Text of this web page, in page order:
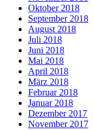
Oktober 2018
September 2018
August 2018
Juli 2018
Juni 2018
Mai 2018
April 2018
März 2018
Februar 2018
Januar 2018
Dezember 2017
November 2017